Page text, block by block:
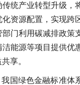
统产业转型升级，
资源配置，实现跨
门利用碳减排政策
能源等项目提供优
享。
我国绿色金融标准体